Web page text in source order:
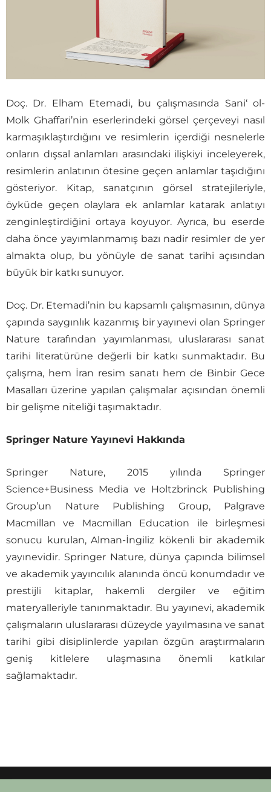
Doç. Dr. Elham Etemadi, bu çalışmasında Sani‘ ol-
Molk Ghaffari’nin eserlerindeki görsel çerçeveyi nasıl
karmaşıklaştırdığını ve resimlerin içerdiği nesnelerle
onların dışsal anlamları arasındaki ilişkiyi inceleyerek,
resimlerin anlatının ötesine geçen anlamlar taşıdığını
gösteriyor. Kitap, sanatçının görsel stratejileriyle,
öyküde geçen olaylara ek anlamlar katarak anlatıyı
zenginleştirdiğini ortaya koyuyor. Ayrıca, bu eserde
daha önce yayımlanmamış bazı nadir resimler de yer
almakta olup, bu yönüyle de sanat tarihi açısından
büyük bir katkı sunuyor.
Doç. Dr. Etemadi’nin bu kapsamlı çalışmasının, dünya
çapında saygınlık kazanmış bir yayınevi olan Springer
Nature tarafından yayımlanması, uluslararası sanat
tarihi literatürüne değerli bir katkı sunmaktadır. Bu
çalışma, hem İran resim sanatı hem de Binbir Gece
Masalları üzerine yapılan çalışmalar açısından önemli
bir gelişme niteliği taşımaktadır.
Springer Nature Yayınevi Hakkında
Springer Nature, 2015 yılında Springer
Science+Business Media ve Holtzbrinck Publishing
Group’un Nature Publishing Group, Palgrave
Macmillan ve Macmillan Education ile birleşmesi
sonucu kurulan, Alman-İngiliz kökenli bir akademik
yayınevidir. Springer Nature, dünya çapında bilimsel
ve akademik yayıncılık alanında öncü konumdadır ve
prestijli kitaplar, hakemli dergiler ve eğitim
materyalleriyle tanınmaktadır. Bu yayınevi, akademik
çalışmaların uluslararası düzeyde yayılmasına ve sanat
tarihi gibi disiplinlerde yapılan özgün araştırmaların
geniş kitlelere ulaşmasına önemli katkılar
sağlamaktadır.